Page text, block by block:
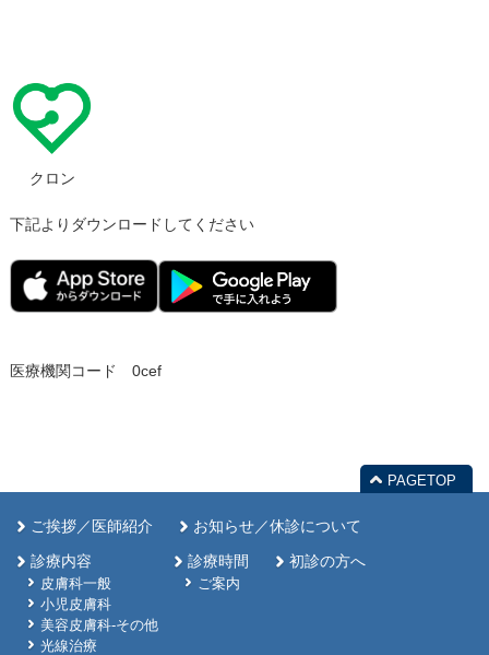
クロン
下記よりダウンロードしてください
医療機関コード 0cef
PAGETOP
ご挨拶／医師紹介 お知らせ／休診について
診療内容
皮膚科一般
小児皮膚科
美容皮膚科-その他
光線治療
診療時間
ご案内
初診の方へ